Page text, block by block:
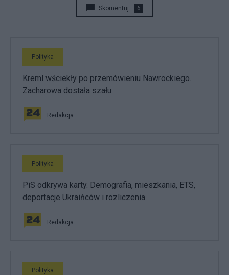
Skomentuj 6
Polityka
Kreml wściekły po przemówieniu Nawrockiego.
Zacharowa dostała szału
Redakcja
Polityka
PiS odkrywa karty. Demografia, mieszkania, ETS,
deportacje Ukraińców i rozliczenia
Redakcja
Polityka